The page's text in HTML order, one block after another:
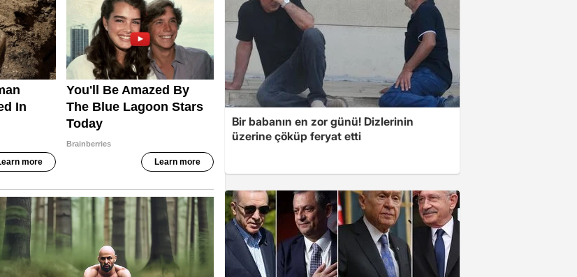
Bir babanın en zor günü! Dizlerinin
üzerine çöküp feryat etti